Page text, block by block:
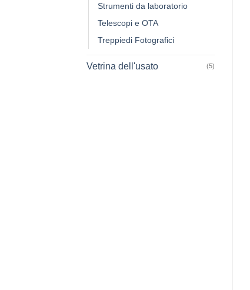
Strumenti da laboratorio
Telescopi e OTA
Treppiedi Fotografici
Vetrina dell'usato (5)